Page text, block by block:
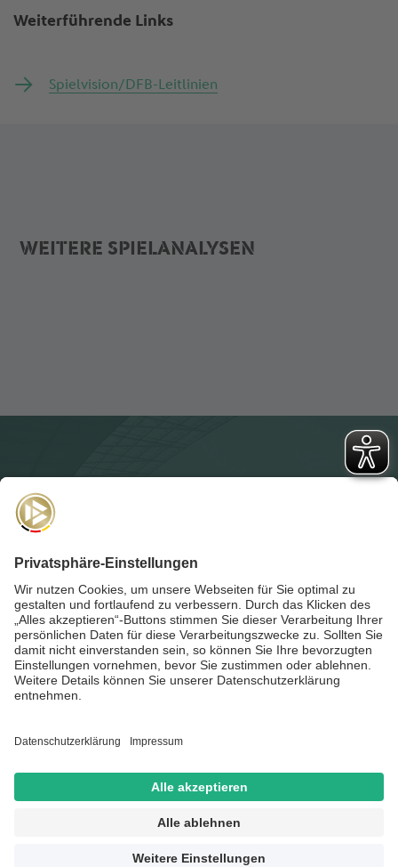
Weiterführende Links
Spielvision/DFB-Leitlinien
WEITERE SPIELANALYSEN
Für dieAkademie-Postanmelden und auf dem Laufenden
bleiben!